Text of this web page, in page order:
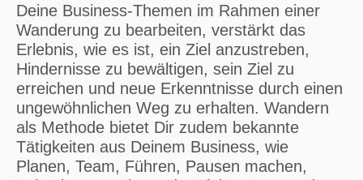
Deine Business-Themen im Rahmen einer
Wanderung zu bearbeiten, verstärkt das
Erlebnis, wie es ist, ein Ziel anzustreben,
Hindernisse zu bewältigen, sein Ziel zu
erreichen und neue Erkenntnisse durch einen
ungewöhnlichen Weg zu erhalten. Wandern
als Methode bietet Dir zudem bekannte
Tätigkeiten aus Deinem Business, wie
Planen, Team, Führen, Pausen machen,